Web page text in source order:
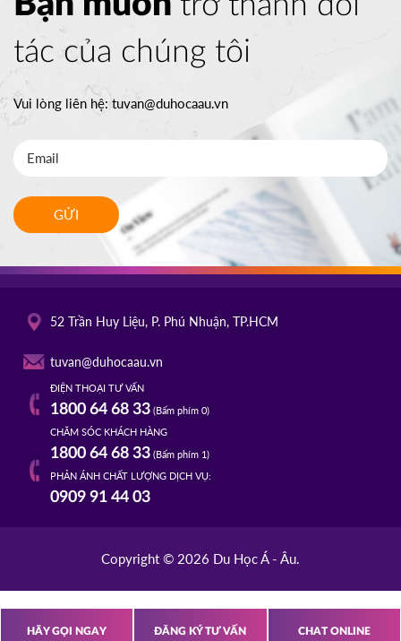
tác của chúng tôi
Vui lòng liên hệ:tuvan@duhocaau.vn
GỬI
52 Trần Huy Liệu, P. Phú Nhuận, TP.HCM
tuvan@duhocaau.vn
ĐIỆN THOẠI TƯ VẤN
1800 64 68 33(Bấm phím 0)
CHĂM SÓC KHÁCH HÀNG
1800 64 68 33(Bấm phím 1)
PHẢN ÁNH CHẤT LƯỢNG DỊCH VỤ:
0909 91 44 03
Copyright © 2026 Du Học Á - Âu.
HÃY GỌI NGAY ĐĂNG KÝ TƯ VẤN CHAT ONLINE